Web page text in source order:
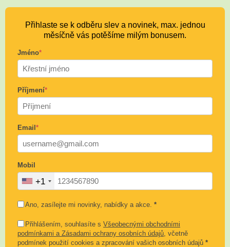
Přihlaste se k odběru slev a novinek, max. jednou
měsíčně vás potěšíme milým bonusem.
Jméno*
Příjmení*
Email *
Mobil
+1
Ano, zasílejte mi novinky, nabídky a akce. *
Přihlášením, souhlasíte s Všeobecnými obchodními
podmínkami a Zásadami ochrany osobních údajů, včetně
podmínek použití cookies a zpracování vašich osobních údajů *